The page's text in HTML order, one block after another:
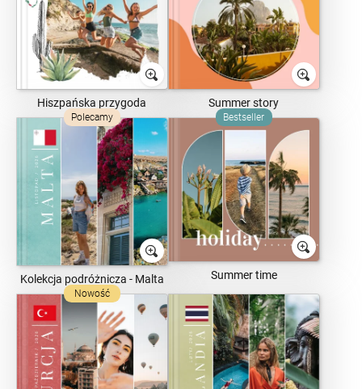
Hiszpańska przygoda Summer story
Polecamy
Kolekcja podróżnicza - Malta
Bestseller
Summer time
Nowość